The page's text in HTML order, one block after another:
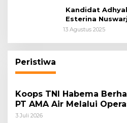
Kandidat
Esterina
Keadilan
13 Agustus 2025
Peristiwa
Koops TNI Habema
PT AMA Air Melalui
Taktis
3 Juli 2026